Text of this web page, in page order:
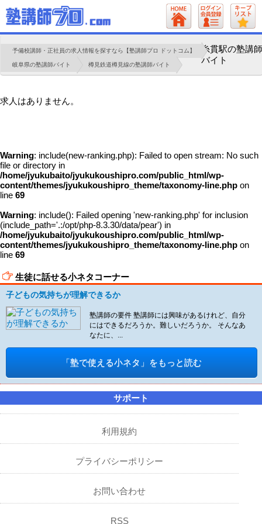
予備校講師・正社員の求人情報を探すなら【塾講師プロ ドットコム】
岐阜県の塾講師バイト 樽見鉄道樽見線の塾講師バイト
糸貫駅の塾講師
バイト
求人はありません。
Warning: include(new-ranking.php): Failed to open stream: No such
file or directory in
/home/jyukubaito/jyukukoushipro.com/public_html/wp-
content/themes/jyukukoushipro_theme/taxonomy-line.php on
line 69
Warning: include(): Failed opening 'new-ranking.php' for inclusion
(include_path='.:/opt/php-8.3.30/data/pear') in
/home/jyukubaito/jyukukoushipro.com/public_html/wp-
content/themes/jyukukoushipro_theme/taxonomy-line.php on
line 69
生徒に話せる小ネタコーナー
子どもの気持ちが理解できるか
塾講師の要件 塾講師には興味があるけれど、自分
にはできるだろうか。難しいだろうか。 そんなあ
なたに、...
「塾で使える小ネタ」をもっと読む
サポート
利用規約
プライバシーポリシー
お問い合わせ
RSS